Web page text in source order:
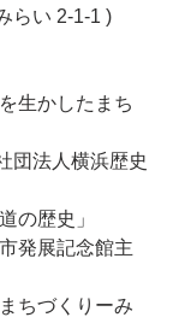
らい 2‐1‐1 )
生かしたまち
法人横浜歴史
の歴史」
展記念館主
ちづくりーみ